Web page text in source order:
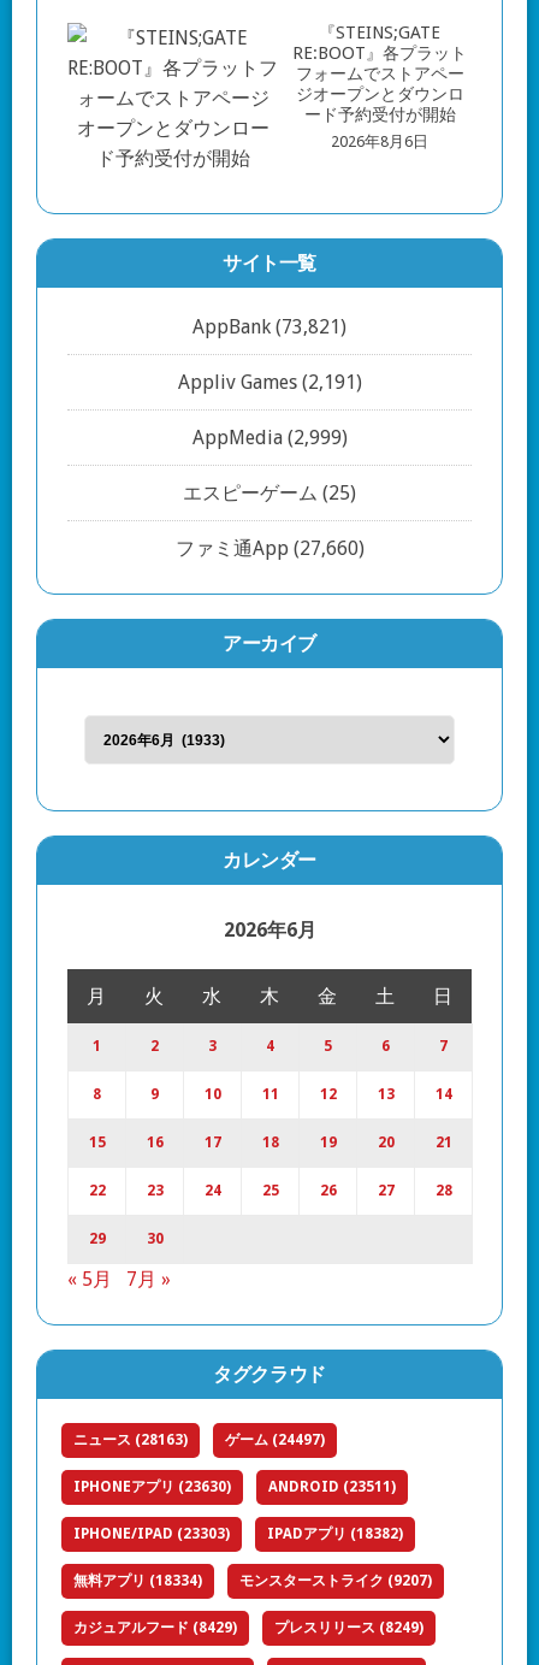
『STEINS;GATE
RE:BOOT』各プラット
フォームでストアペー
ジオープンとダウンロ
ード予約受付が開始
2026年8月6日
サイト一覧
AppBank (73,821)
Appliv Games(2,191)
AppMedia(2,999)
エスピーゲーム (25)
ファミ通App(27,660)
アーカイブ
カレンダー
2026年6月
月 火 水 木 金 土 日
1 2 3 4 5 6 7
8 9 10 11 12 13 14
15 16 17 18 19 20 21
22 23 24 25 26 27 28
29 30
« 5月 7月 »
タグクラウド
ニュース (28163) ゲーム (24497)
IPHONEアプリ (23630) ANDROID (23511)
IPHONE/IPAD (23303) IPADアプリ (18382)
無料アプリ (18334) モンスターストライク (9207)
カジュアルフード (8429) プレスリリース (8249)